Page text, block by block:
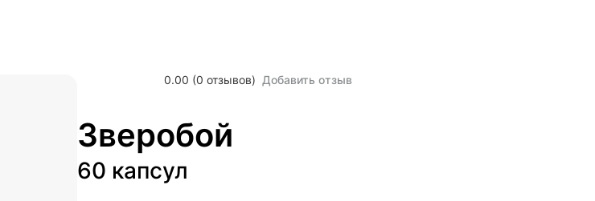
0.00 (0 отзывов) Добавить отзыв
Зверобой
60 капсул